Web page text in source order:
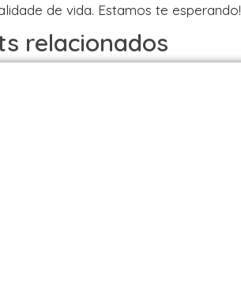
de vida. Estamos te esperando!
relacionados